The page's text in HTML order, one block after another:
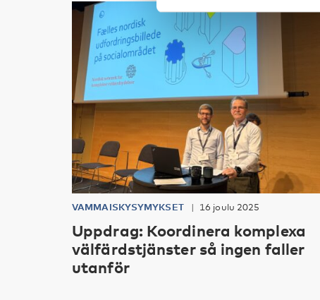
VAMMAISKYSYMYKSET 16 joulu 2025
Uppdrag: Koordinera komplexa
välfärdstjänster så ingen faller
utanför